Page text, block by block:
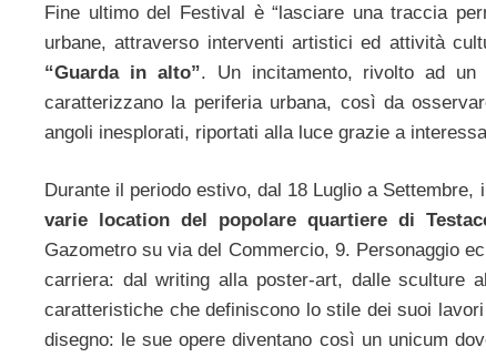
Fine ultimo del Festival è “lasciare una traccia
urbane, attraverso interventi artistici ed attività
“Guarda in alto”. Un incitamento, rivolto ad
caratterizzano la periferia urbana, così da
angoli inesplorati, riportati alla luce grazie a
Durante il periodo estivo, dal 18 Luglio a Settembre,
varie location del popolare quartiere di
Gazometro su via del Commercio, 9. Personaggio
carriera: dal writing alla poster-art, dalle sculture
caratteristiche che definiscono lo stile dei suoi
disegno: le sue opere diventano così un unicum